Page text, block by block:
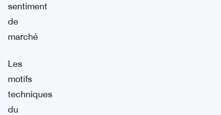
sentiment
de
marché
Les
motifs
techniques
du